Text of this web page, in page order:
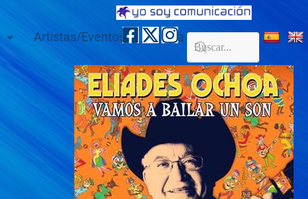
Artistas/Eventos Galería Contacto